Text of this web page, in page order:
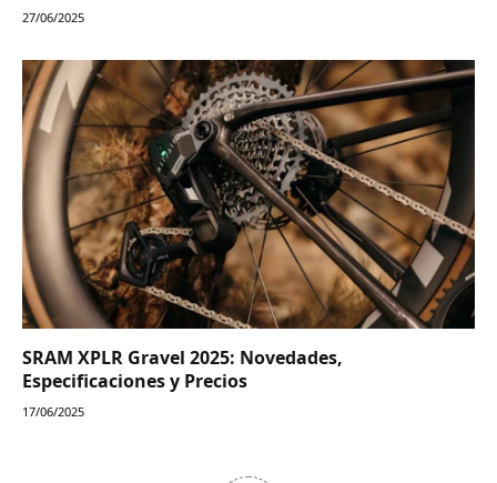
27/06/2025
SRAM XPLR Gravel 2025: Novedades,
Especificaciones y Precios
17/06/2025